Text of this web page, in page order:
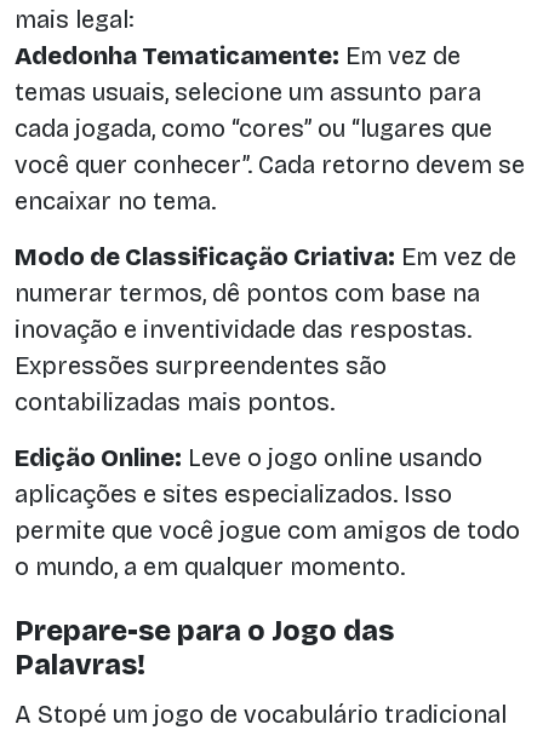
mais legal:
Adedonha Tematicamente: Em vez de
temas usuais, selecione um assunto para
cada jogada, como “cores” ou “lugares que
você quer conhecer”. Cada retorno devem se
encaixar no tema.
Modo de Classificação Criativa: Em vez de
numerar termos, dê pontos com base na
inovação e inventividade das respostas.
Expressões surpreendentes são
contabilizadas mais pontos.
Edição Online: Leve o jogo online usando
aplicações e sites especializados. Isso
permite que você jogue com amigos de todo
o mundo, a em qualquer momento.
Prepare-se para o Jogo das
Palavras!
A Stopé um jogo de vocabulário tradicional